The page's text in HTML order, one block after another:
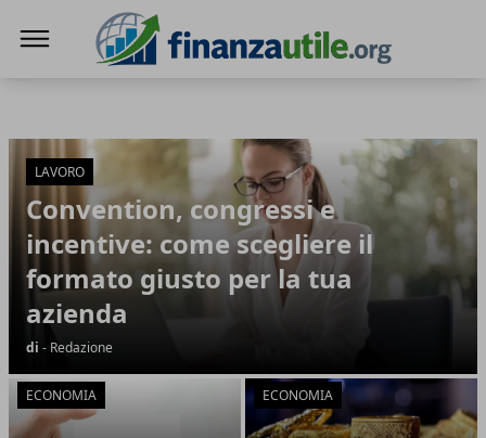
LAVORO
Convention, congressi e
incentive: come scegliere il
formato giusto per la tua
azienda
di - Redazione
ECONOMIA ECONOMIA